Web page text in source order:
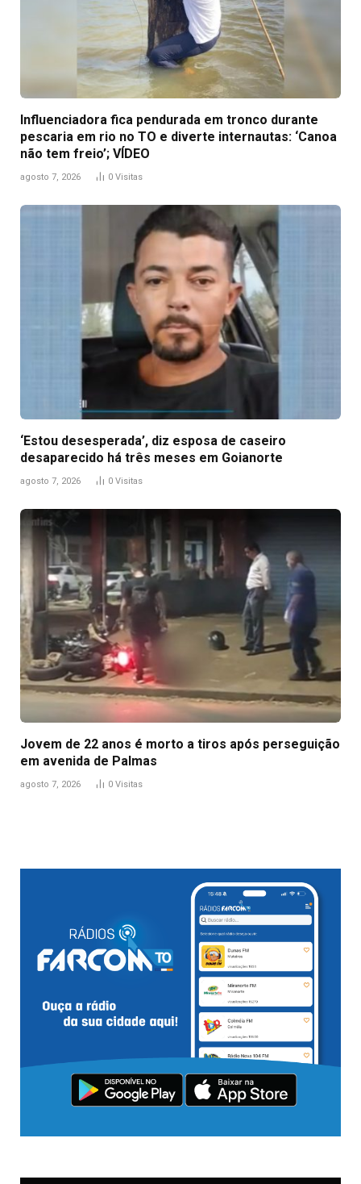
Influenciadora fica pendurada em tronco durante
pescaria em rio no TO e diverte internautas: ‘Canoa
não tem freio’; VÍDEO
agosto 7, 2026 0 Visitas
‘Estou desesperada’, diz esposa de caseiro
desaparecido há três meses em Goianorte
agosto 7, 2026 0 Visitas
Jovem de 22 anos é morto a tiros após perseguição
em avenida de Palmas
agosto 7, 2026 0 Visitas